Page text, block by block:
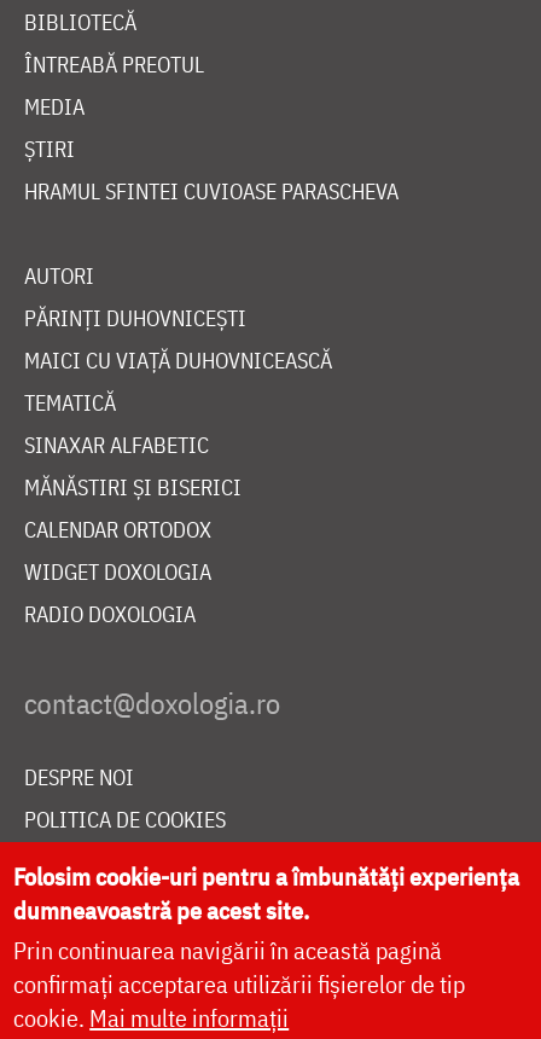
BIBLIOTECĂ
ÎNTREABĂ PREOTUL
MEDIA
ȘTIRI
HRAMUL SFINTEI CUVIOASE PARASCHEVA
AUTORI
PĂRINȚI DUHOVNICEȘTI
MAICI CU VIAȚĂ DUHOVNICEASCĂ
TEMATICĂ
SINAXAR ALFABETIC
MĂNĂSTIRI ȘI BISERICI
CALENDAR ORTODOX
WIDGET DOXOLOGIA
RADIO DOXOLOGIA
DESPRE NOI
POLITICA DE COOKIES
DONEAZĂ ONLINE PENTRU CATEDRALA NAȚIONALĂ
LIVE
Folosim cookie-uri pentru a îmbunătăți experiența
dumneavoastră pe acest site.
Prin continuarea navigării în această pagină
confirmați acceptarea utilizării fișierelor de tip
cookie. Mai multe informații